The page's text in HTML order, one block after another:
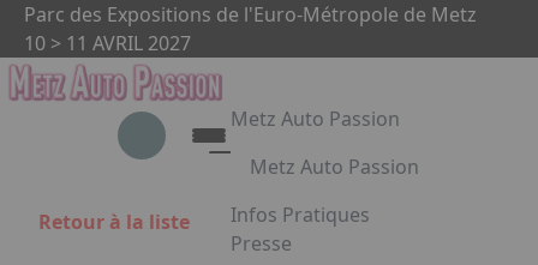
Aller au contenu principal
Parc des Expositions de l'Euro-Métropole de Metz
10 > 11 AVRIL 2027
Metz Auto Passion
Metz Auto Passion
Le rendez-vous des passionnés
d'automobile
Infos Pratiques
Presse
Retour à la liste
Panneau de gestion des cookies